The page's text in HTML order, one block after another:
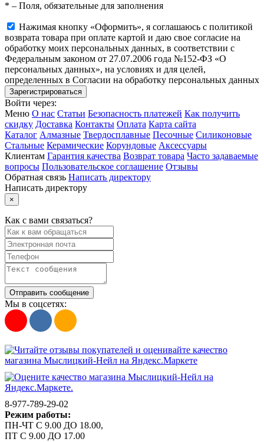
* – Поля, обязательные для заполнения
Нажимая кнопку «Оформить», я соглашаюсь с политикой
возврата товара при оплате картой и даю свое согласие на
обработку моих персональных данных, в соответствии с
Федеральным законом от 27.07.2006 года №152-ФЗ «О
персональных данных», на условиях и для целей,
определенных в Согласии на обработку персональных данных
Войти через:
Меню О нас Статьи Безопасность платежей Как получить
скидку Доставка Контакты Оплата Карта сайта
Каталог Алмазные Твердосплавные Песочные Силиконовые
Стальные Керамические Корундовые Аксессуары
Клиентам Гарантия качества Возврат товара Часто задаваемые
вопросы Пользовательское соглашение Отзывы
Обратная связь Написать директору
Написать директору
×
Как с вами связаться?
Отправить сообщение
Мы в соцсетях:
8-977-789-29-02
Режим работы:
ПН-ЧТ С 9.00 ДО 18.00,
ПТ С 9.00 ДО 17.00